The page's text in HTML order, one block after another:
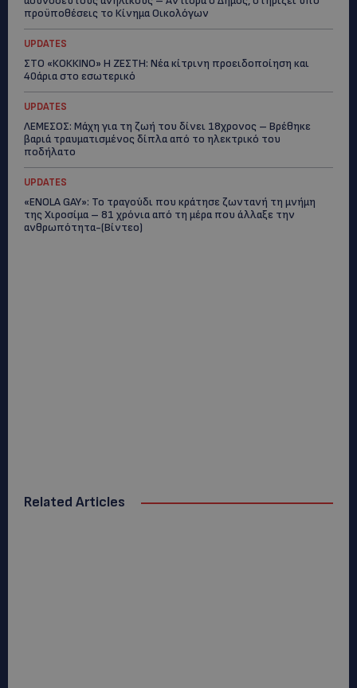
προϋποθέσεις το Κίνημα Οικολόγων
UPDATES
ΣΤΟ «ΚΟΚΚΙΝΟ» Η ΖΕΣΤΗ: Νέα κίτρινη προειδοποίηση και
40άρια στο εσωτερικό
UPDATES
ΛΕΜΕΣΟΣ: Μάχη για τη ζωή του δίνει 18χρονος – Βρέθηκε
βαριά τραυματισμένος δίπλα από το ηλεκτρικό του
ποδήλατο
UPDATES
«ENOLA GAY»: Το τραγούδι που κράτησε ζωντανή τη μνήμη
της Χιροσίμα – 81 χρόνια από τη μέρα που άλλαξε την
ανθρωπότητα-(Bίντεο)
Related Articles